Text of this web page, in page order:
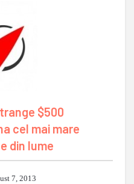
$500
cel mai mare
din lume
7, 2013